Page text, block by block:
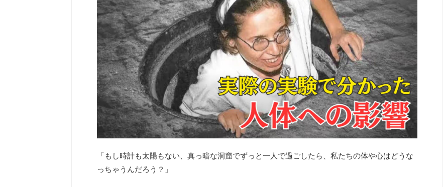
「もし時計も太陽もない、真っ暗な洞窟でずっと一人で過ごしたら、私たちの体や心はどうな
っちゃうんだろう？」